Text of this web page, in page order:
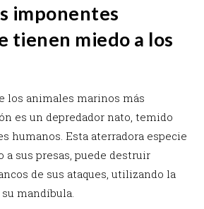
imponentes
tienen miedo a los
los animales marinos más
es un depredador nato, temido
humanos. Esta aterradora especie
a sus presas, puede destruir
de sus ataques, utilizando la
mandíbula.